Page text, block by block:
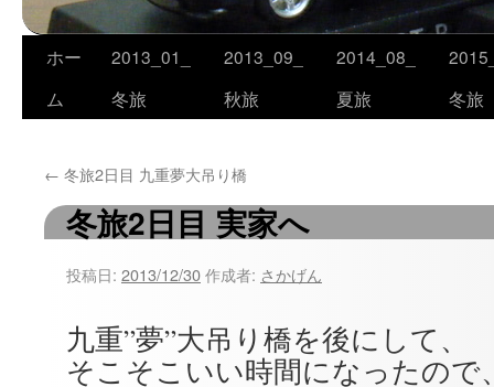
コ
ン
ツ
ホー
ム
2013_01_
冬旅
2013_09_
秋旅
2014_08_
夏旅
冬旅
← 冬旅2日目 九重夢大吊り橋
冬旅2日目 実家へ
投稿日: 2013/12/30作成者: さかげん
九重”夢”大吊り橋を後にして、
そこそこいい時間になったので